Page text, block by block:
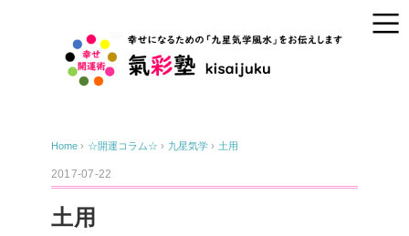
Home › ☆開運コラム☆ › 九星気学 › 土用
2017-07-22
土用